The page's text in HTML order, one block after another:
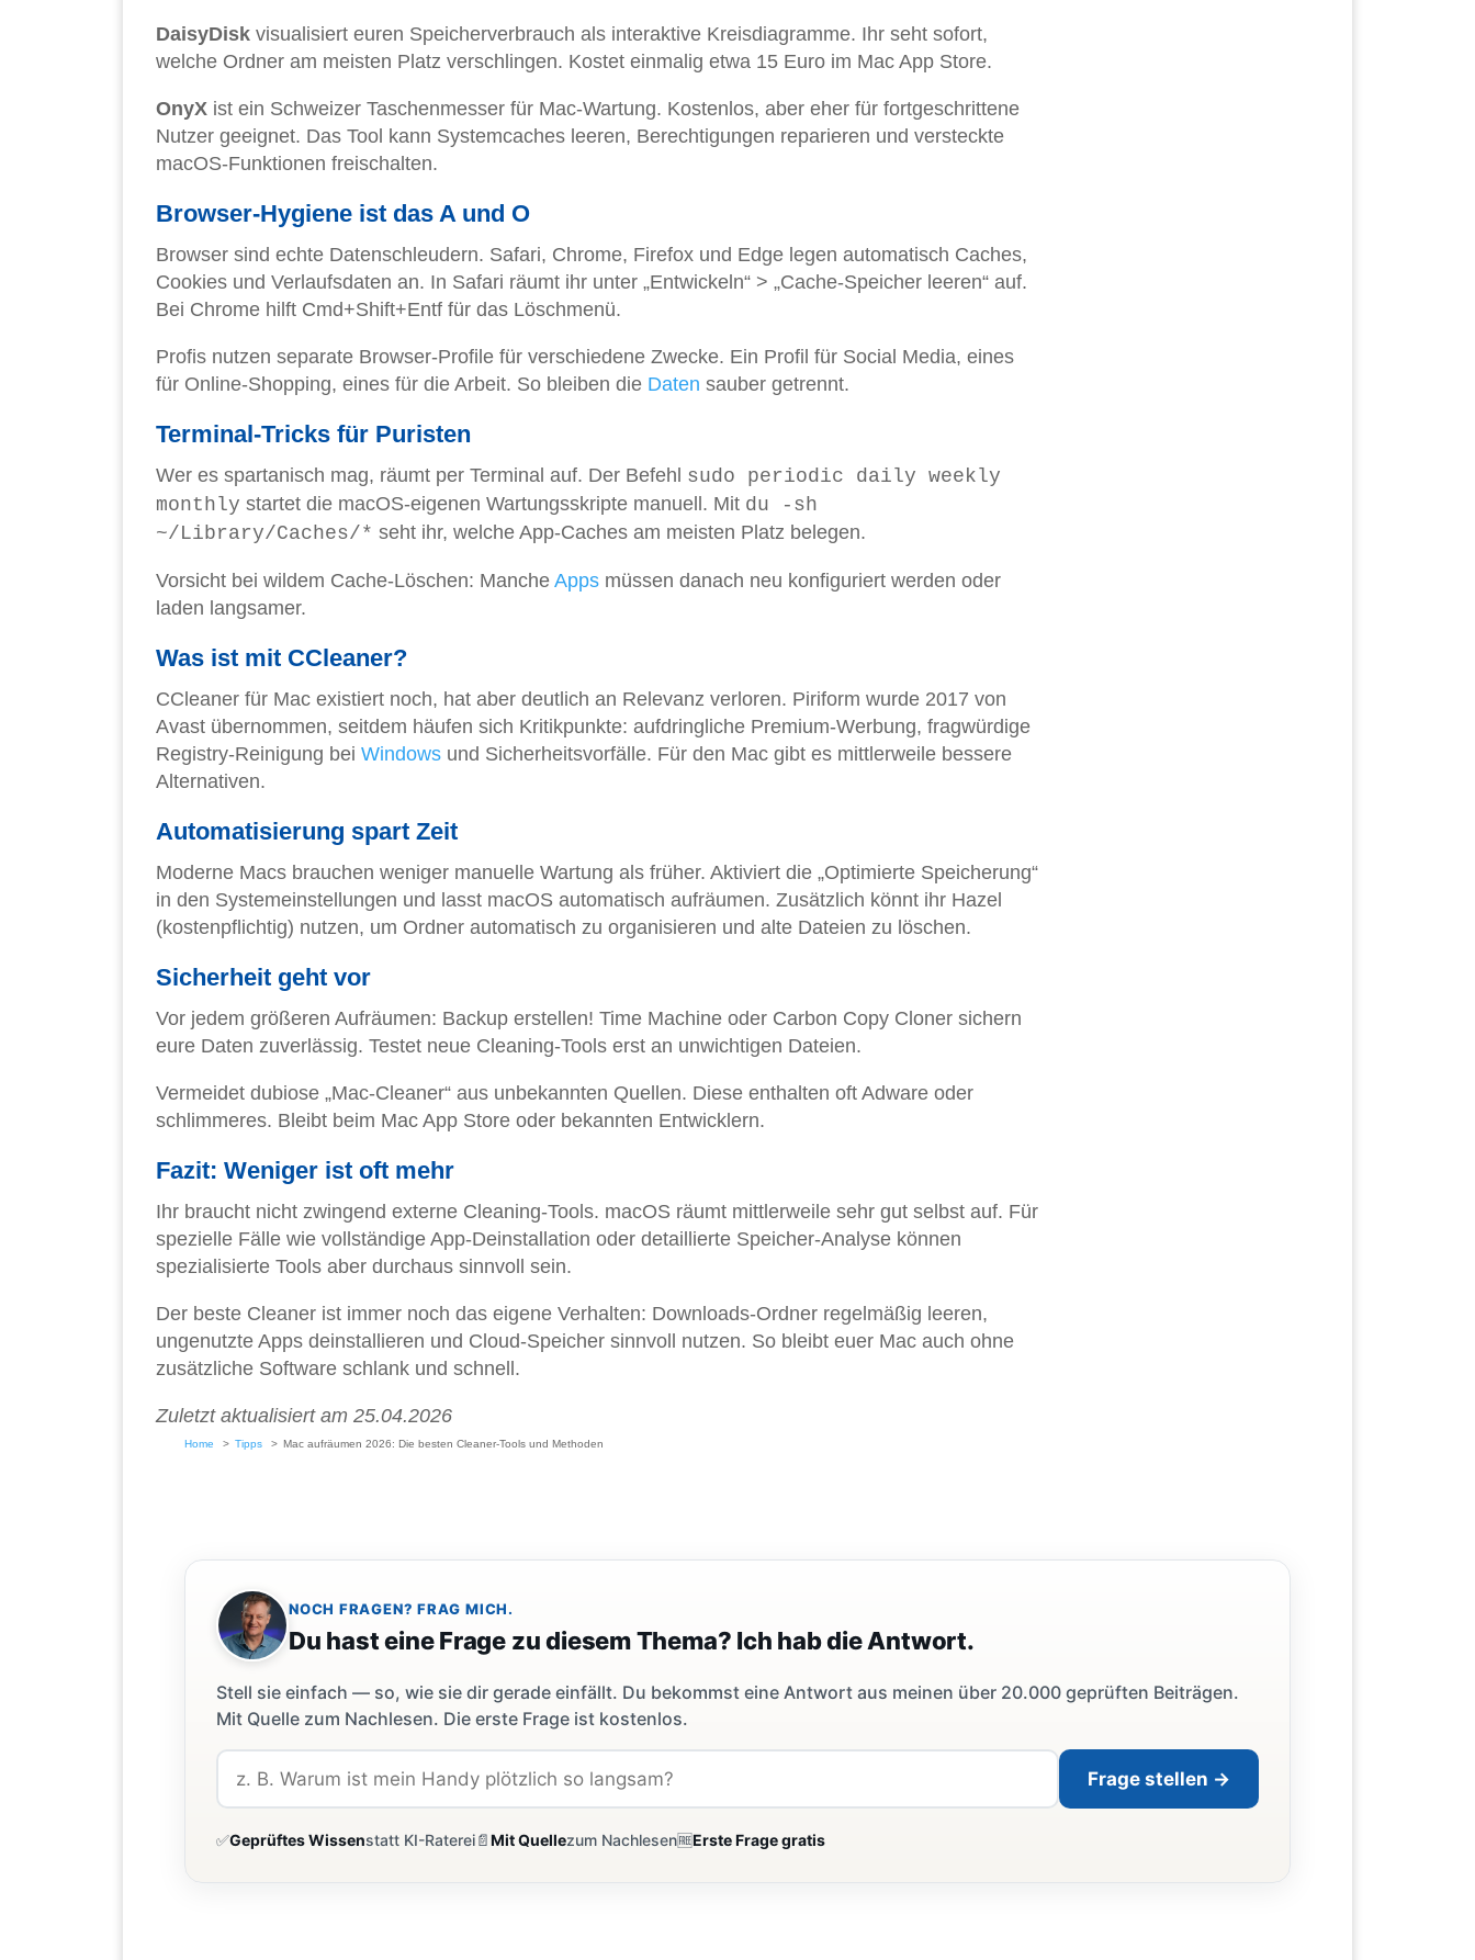
DaisyDisk visualisiert euren Speicherverbrauch als interaktive Kreisdiagramme. Ihr seht sofort,
welche Ordner am meisten Platz verschlingen. Kostet einmalig etwa 15 Euro im Mac App Store.
OnyX ist ein Schweizer Taschenmesser für Mac-Wartung. Kostenlos, aber eher für fortgeschrittene
Nutzer geeignet. Das Tool kann Systemcaches leeren, Berechtigungen reparieren und versteckte
macOS-Funktionen freischalten.
Browser-Hygiene ist das A und O
Browser sind echte Datenschleudern. Safari, Chrome, Firefox und Edge legen automatisch Caches,
Cookies und Verlaufsdaten an. In Safari räumt ihr unter „Entwickeln“ > „Cache-Speicher leeren“ auf.
Bei Chrome hilft Cmd+Shift+Entf für das Löschmenü.
Profis nutzen separate Browser-Profile für verschiedene Zwecke. Ein Profil für Social Media, eines
für Online-Shopping, eines für die Arbeit. So bleiben die Daten sauber getrennt.
Terminal-Tricks für Puristen
Wer es spartanisch mag, räumt per Terminal auf. Der Befehl sudo periodic daily weekly
monthly startet die macOS-eigenen Wartungsskripte manuell. Mit du -sh
~/Library/Caches/* seht ihr, welche App-Caches am meisten Platz belegen.
Vorsicht bei wildem Cache-Löschen: Manche Apps müssen danach neu konfiguriert werden oder
laden langsamer.
Was ist mit CCleaner?
CCleaner für Mac existiert noch, hat aber deutlich an Relevanz verloren. Piriform wurde 2017 von
Avast übernommen, seitdem häufen sich Kritikpunkte: aufdringliche Premium-Werbung, fragwürdige
Registry-Reinigung bei Windows und Sicherheitsvorfälle. Für den Mac gibt es mittlerweile bessere
Alternativen.
Automatisierung spart Zeit
Moderne Macs brauchen weniger manuelle Wartung als früher. Aktiviert die „Optimierte Speicherung“
in den Systemeinstellungen und lasst macOS automatisch aufräumen. Zusätzlich könnt ihr Hazel
(kostenpflichtig) nutzen, um Ordner automatisch zu organisieren und alte Dateien zu löschen.
Sicherheit geht vor
Vor jedem größeren Aufräumen: Backup erstellen! Time Machine oder Carbon Copy Cloner sichern
eure Daten zuverlässig. Testet neue Cleaning-Tools erst an unwichtigen Dateien.
Vermeidet dubiose „Mac-Cleaner“ aus unbekannten Quellen. Diese enthalten oft Adware oder
schlimmeres. Bleibt beim Mac App Store oder bekannten Entwicklern.
Fazit: Weniger ist oft mehr
Ihr braucht nicht zwingend externe Cleaning-Tools. macOS räumt mittlerweile sehr gut selbst auf. Für
spezielle Fälle wie vollständige App-Deinstallation oder detaillierte Speicher-Analyse können
spezialisierte Tools aber durchaus sinnvoll sein.
Der beste Cleaner ist immer noch das eigene Verhalten: Downloads-Ordner regelmäßig leeren,
ungenutzte Apps deinstallieren und Cloud-Speicher sinnvoll nutzen. So bleibt euer Mac auch ohne
zusätzliche Software schlank und schnell.
Zuletzt aktualisiert am 25.04.2026
Home Tipps Mac aufräumen 2026: Die besten Cleaner-Tools und Methoden
NOCH FRAGEN? FRAG MICH.
Du hast eine Frage zu diesem Thema? Ich hab die Antwort.
Stell sie einfach — so, wie sie dir gerade einfällt. Du bekommst eine Antwort aus meinen über 20.000 geprüften Beiträgen.
Mit Quelle zum Nachlesen. Die erste Frage ist kostenlos.
Frage stellen →
✅Geprüftes Wissenstatt KI-Raterei📄Mit Quellezum Nachlesen🆓Erste Frage gratis